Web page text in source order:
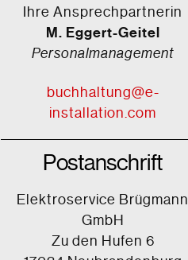
Ihre Ansprechpartnerin
M. Eggert-Geitel
Personalmanagement
buchhaltung@e-
installation.com
Postanschrift
Elektroservice Brügmann
GmbH
Zu den Hufen 6